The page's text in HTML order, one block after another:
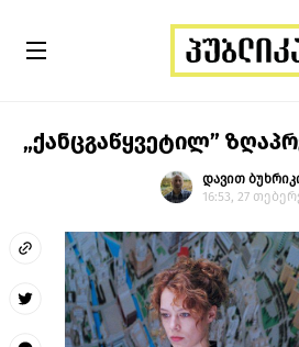
„ქანცგაწყვეტილ”
დავით
16:53, 27